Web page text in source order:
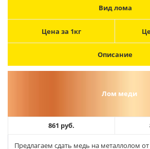
Вид лома
Цена за 1кг
Описание
Лом меди
861 руб.
Предлагаем сдать медь на металлолом